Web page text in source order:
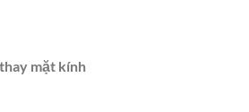
thay mặt kính